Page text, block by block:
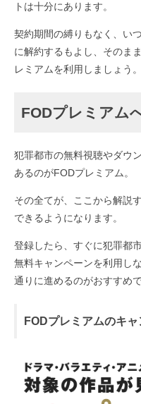
トは十分にあります。
契約期間の縛りもなく、い
に解約するもよし、そのま
レミアムを利用しましょう。
FODプレミアム
犯罪都市の無料視聴やダウ
あるのがFODプレミアム。
その全てが、ここから解説
できるようになります。
登録したら、すぐに犯罪都
無料キャンペーンを利用し
通りに進めるのがおすすめで
FODプレミアムのキ